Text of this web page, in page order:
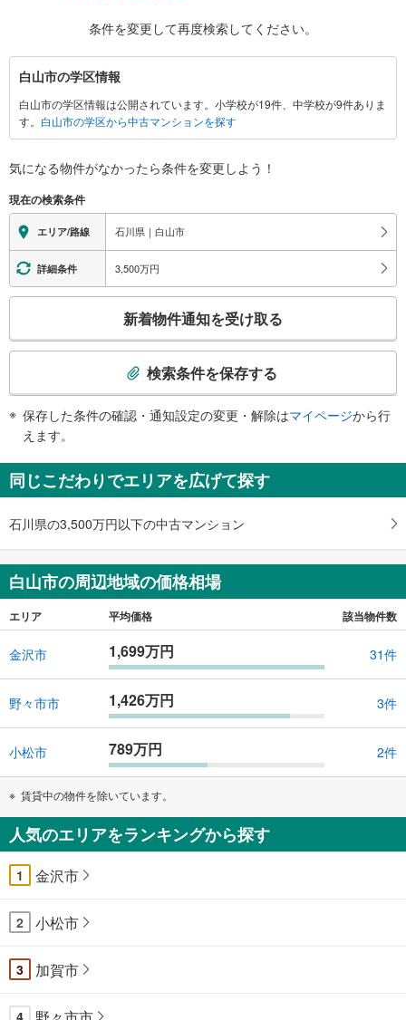
条件を変更して再度検索してください。
白
山
市
に
す
情
報
白山市の学区情報
白山市の学区情報は公開されています。小学校が19件、中学校が9件ありま
す。 白山市の学区から中古マンションを探す
気になる物件がなかったら条件を変更しよう！
現在の検索条件
エリア/路線 石川県｜白山市
詳細条件 3,500万円
検
知
を
け
る
・
条
件
を
マ
イ
ペ
ー
ジ
に
存
す
る
新着物件通知を受け取る
検索条件を保存する
保存した条件の確認・通知設定の変更・解除はマイページから行
えます。
同じこだわりでエリアを広げて探す
石川県の3,500万円以下の中古マンション
白山市の周辺地域の価格相場
エリア 平均価格 該当物件数
金沢市 1,699万円 31件
野々市市 1,426万円 3件
小松市 789万円 2件
賃貸中の物件を除いています。
人気のエリアをランキングから探す
1 金沢市
2 小松市
3 加賀市